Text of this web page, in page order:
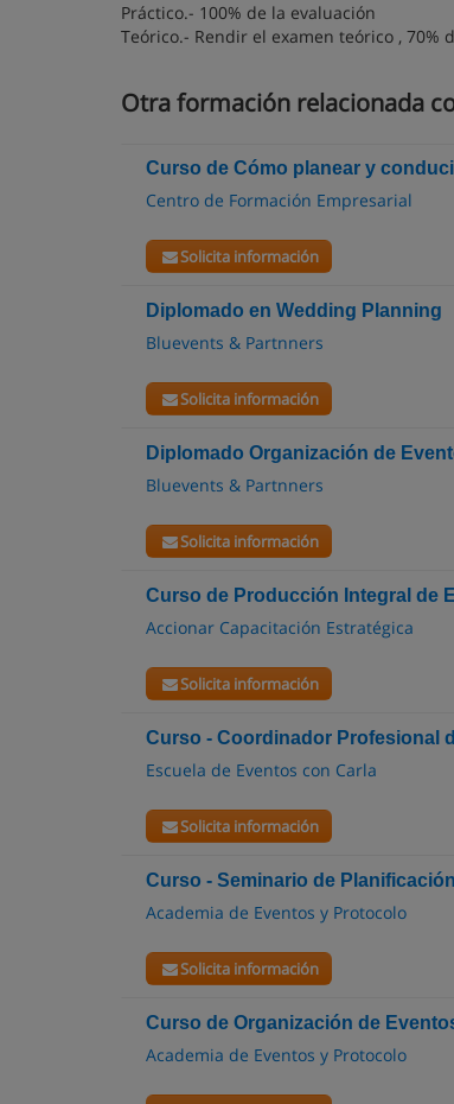
Práctico.- 100% de la evaluación
Teórico.- Rendir el examen teórico , 70%
Otra formación relacionada
Curso de Cómo planear y
Centro de Formación Empresarial
Solicita información
Diplomado en Wedding Planning
Bluevents & Partnners
Solicita información
Diplomado Organización de
Bluevents & Partnners
Solicita información
Curso de Producción Integral de
Accionar Capacitación Estratégica
Solicita información
Curso - Coordinador Profesional
Escuela de Eventos con Carla
Solicita información
Curso - Seminario de
Academia de Eventos y Protocolo
Solicita información
Curso de Organización de
Academia de Eventos y Protocolo